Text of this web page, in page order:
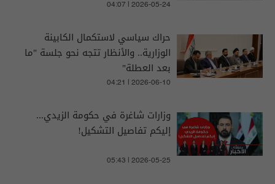
04:07 | 2026-05-24
حراك سياسي لاستكمال الكابينة
الوزارية.. والأنظار تتجه نحو جلسة "ما
بعد العطلة"
04:21 | 2026-06-10
وزارات شاغرة في حكومة الزيدي...
إليكم تفاصيل التشكيل!
05:43 | 2026-05-25